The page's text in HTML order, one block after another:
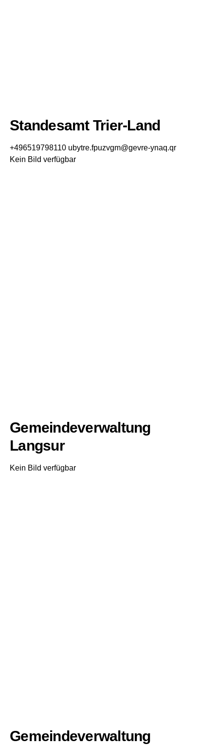
Standesamt Trier-Land
+496519798110 ubytre.fpuzvgm@gevre-ynaq.qr
Kein Bild verfügbar
Gemeindeverwaltung
Langsur
Kein Bild verfügbar
Gemeindeverwaltung